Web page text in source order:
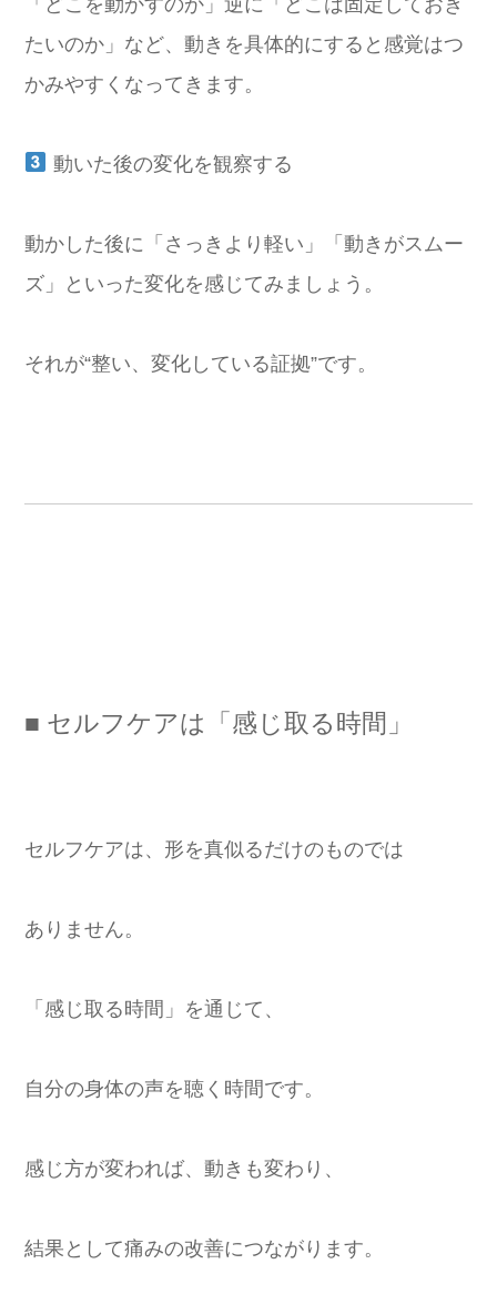
たいのか」など、動きを具体的にすると感覚はつ
かみやすくなってきます。
動いた後の変化を観察する
動かした後に「さっきより軽い」「動きがスムー
ズ」といった変化を感じてみましょう。
それが“整い、変化している証拠”です。
■ セルフケアは「感じ取る時間」
セルフケアは、形を真似るだけのものでは
ありません。
「感じ取る時間」を通じて、
自分の身体の声を聴く時間です。
感じ方が変われば、動きも変わり、
結果として痛みの改善につながります。